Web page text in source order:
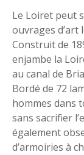
Le Loiret peut
ouvrages d’art
Construit de
enjambe la
au canal de
Bordé de 72
hommes dans
sans sacrifier
également
d’armoiries à